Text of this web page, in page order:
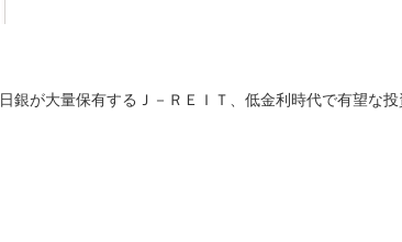
日銀が大量保有するＪ－ＲＥＩＴ、低金利時代で有望な